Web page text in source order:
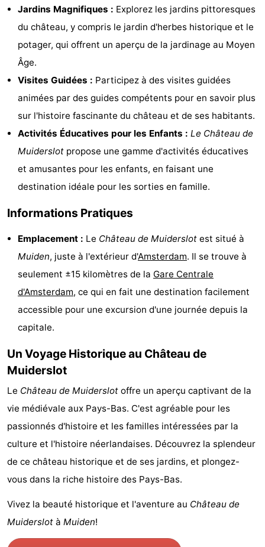
-
Faire
vélo
Randonnée
Divertissement
Vie
Nocturne
Aliments
Boissons
Shopping
Marchés
Grands
Magasins
Faire
vélo
Événements
Spécial
Canaux
Coffeeshops
Capitale
rouge
Histoire
Ville
de
diamant
Places
dans
centre
Parcs
jardins
de
Environs
Jardins Magnifiques : Explorez les jardins pittoresques
du château, y compris le jardin d'herbes historique et le
potager, qui offrent un aperçu de la jardinage au Moyen
Âge.
Visites Guidées : Participez à des visites guidées
animées par des guides compétents pour en savoir plus
sur l'histoire fascinante du château et de ses habitants.
Activités Éducatives pour les Enfants : Le Château de
Muiderslot propose une gamme d'activités éducatives
et amusantes pour les enfants, en faisant une
destination idéale pour les sorties en famille.
Informations Pratiques
Emplacement : Le Château de Muiderslot est situé à
Muiden, juste à l'extérieur d'Amsterdam. Il se trouve à
seulement ±15 kilomètres de la Gare Centrale
d'Amsterdam, ce qui en fait une destination facilement
accessible pour une excursion d'une journée depuis la
capitale.
Un Voyage Historique au Château de
Muiderslot
Le Château de Muiderslot offre un aperçu captivant de la
vie médiévale aux Pays-Bas. C'est agréable pour les
passionnés d'histoire et les familles intéressées par la
culture et l'histoire néerlandaises. Découvrez la splendeur
de ce château historique et de ses jardins, et plongez-
vous dans la riche histoire des Pays-Bas.
Vivez la beauté historique et l'aventure au Château de
Muiderslot à Muiden!